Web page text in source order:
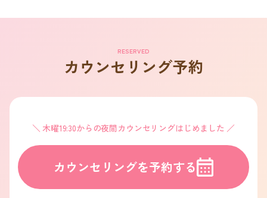
RESERVED
カウンセリング予約
木曜19:30からの夜間カウンセリングはじめました
カウンセリングを予約する